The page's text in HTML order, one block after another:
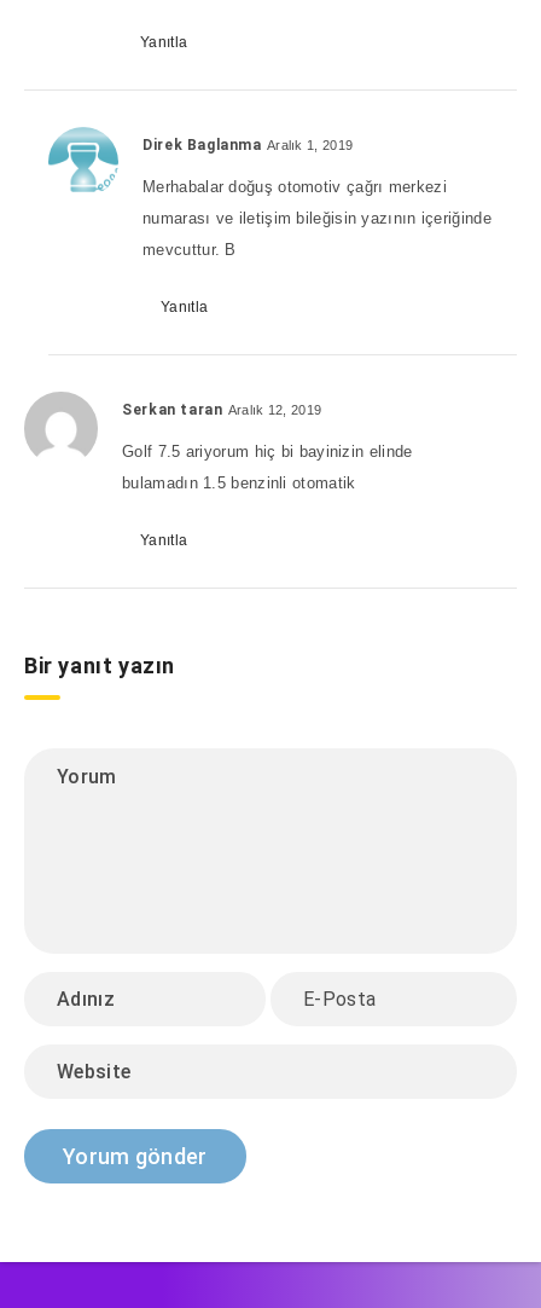
Yanıtla
Direk Baglanma Aralık 1, 2019
Merhabalar doğuş otomotiv çağrı merkezi
numarası ve iletişim bileğisin yazının içeriğinde
mevcuttur. B
Yanıtla
Serkan taran Aralık 12, 2019
Golf 7.5 ariyorum hiç bi bayinizin elinde
bulamadın 1.5 benzinli otomatik
Yanıtla
Bir yanıt yazın